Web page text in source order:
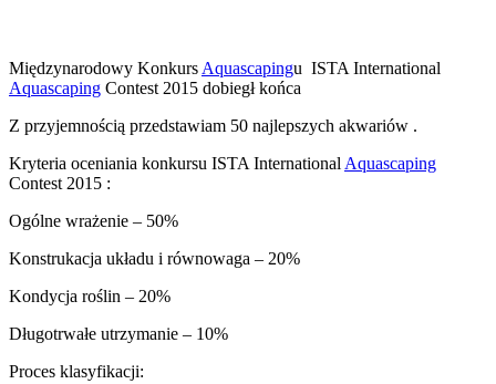
Międzynarodowy Konkurs Aquascapingu ISTA International
Aquascaping Contest 2015 dobiegł końca
Z przyjemnością przedstawiam 50 najlepszych akwariów .
Kryteria oceniania konkursu ISTA International Aquascaping
Contest 2015 :
Ogólne wrażenie – 50%
Konstrukacja układu i równowaga – 20%
Kondycja roślin – 20%
Długotrwałe utrzymanie – 10%
Proces klasyfikacji: